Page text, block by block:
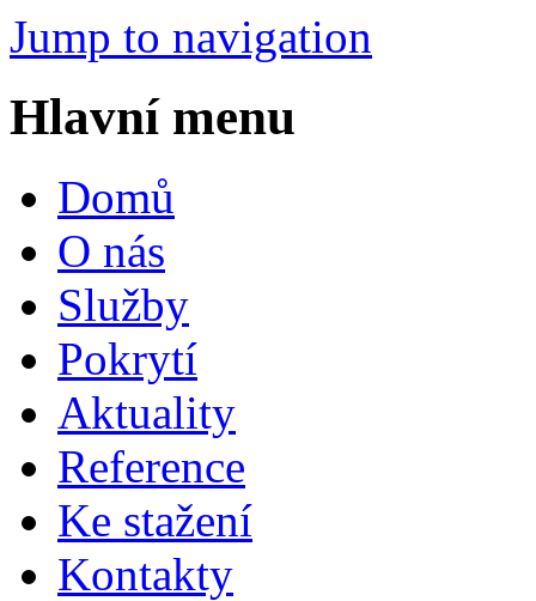
Jump to navigation
Hlavní menu
Domů
O nás
Služby
Pokrytí
Aktuality
Reference
Ke stažení
Kontakty